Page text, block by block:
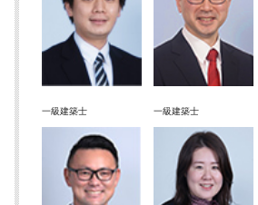
一級建築士 一級建築士